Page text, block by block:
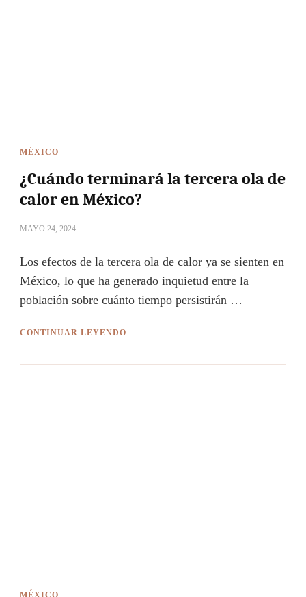
MÉXICO
¿Cuándo terminará la tercera ola de
calor en México?
MAYO 24, 2024
Los efectos de la tercera ola de calor ya se sienten en
México, lo que ha generado inquietud entre la
población sobre cuánto tiempo persistirán …
CONTINUAR LEYENDO
MÉXICO